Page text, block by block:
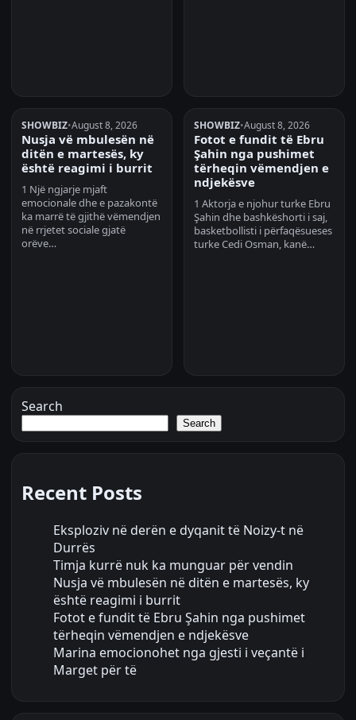
SHOWBIZ•August 8, 2026
Nusja vë mbulesën në
ditën e martesës, ky
është reagimi i burrit
1 Një ngjarje mjaft
emocionale dhe e pazakontë
ka marrë të gjithë vëmendjen
në rrjetet sociale gjatë
orëve…
SHOWBIZ•August 8, 2026
Fotot e fundit të Ebru
Şahin nga pushimet
tërheqin vëmendjen e
ndjekësve
1 Aktorja e njohur turke Ebru
Şahin dhe bashkëshorti i saj,
basketbollisti i përfaqësueses
turke Cedi Osman, kanë…
Search
Search
Recent Posts
Eksploziv në derën e dyqanit të Noizy-t në
Durrës
Timja kurrë nuk ka munguar për vendin
Nusja vë mbulesën në ditën e martesës, ky
është reagimi i burrit
Fotot e fundit të Ebru Şahin nga pushimet
tërheqin vëmendjen e ndjekësve
Marina emocionohet nga gjesti i veçantë i
Marget për të